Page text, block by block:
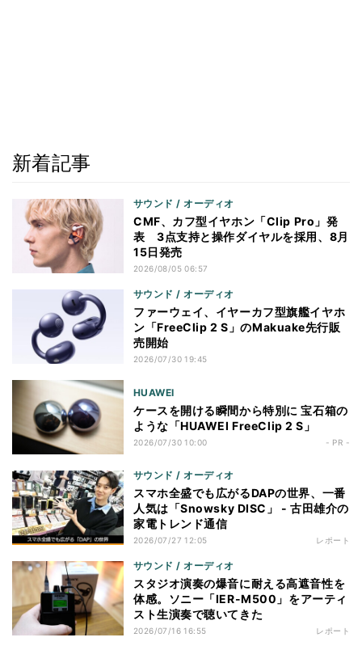
新着記事
サウンド / オーディオ
CMF、カフ型イヤホン「Clip Pro」発
表 3点支持と操作ダイヤルを採用、8月
15日発売
2026/08/05 06:57
サウンド / オーディオ
ファーウェイ、イヤーカフ型旗艦イヤホ
ン「FreeClip 2 S」のMakuake先行販
売開始
2026/07/30 19:45
HUAWEI
ケースを開ける瞬間から特別に 宝石箱の
ような「HUAWEI FreeClip 2 S」
2026/07/30 10:00 - PR -
サウンド / オーディオ
スマホ全盛でも広がるDAPの世界、一番
人気は「Snowsky DISC」 - 古田雄介の
家電トレンド通信
2026/07/27 12:05 レポート
サウンド / オーディオ
スタジオ演奏の爆音に耐える高遮音性を
体感。ソニー「IER-M500」をアーティ
スト生演奏で聴いてきた
2026/07/16 16:55 レポート